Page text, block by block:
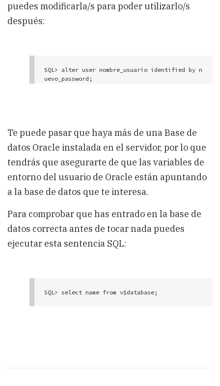
puedes modificarla/s para poder utilizarlo/s
después:
SQL> alter user nombre_usuario identified by n
Te puede pasar que haya más de una Base de
datos Oracle instalada en el servidor, por lo que
tendrás que asegurarte de que las variables de
entorno del usuario de Oracle están apuntando
a la base de datos que te interesa.
Para comprobar que has entrado en la base de
datos correcta antes de tocar nada puedes
ejecutar esta sentencia SQL: